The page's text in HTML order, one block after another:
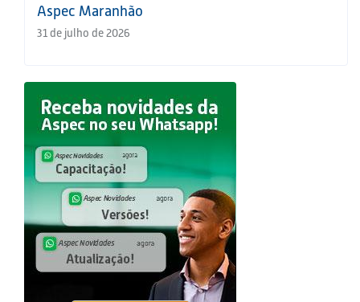
Aspec Maranhão
31 de julho de 2026